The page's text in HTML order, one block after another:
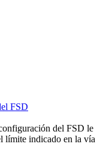
FSD
del FSD le
límite indicado en la vía